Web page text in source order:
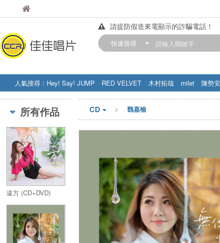
佳佳唱片
請提防假造來電顯示的詐騙電話！
【中華門市營業時間調整公告】
快速搜尋
人氣搜尋： Hey! Say! JUMP RED VELVET 木村拓哉 milet
陳勢安
STRAY KIDS
盧廣仲 周杰伦
所有作品
遠方 (CD+DVD)
CD 魏嘉榆